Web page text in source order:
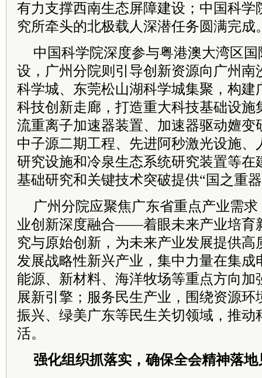
有力支撑西南生态屏障建设；中国科学
究所牵头的北极载人深潜任务圆满完成
中国科学院深度参与粤港澳大湾区
设，广州分院则引导创新资源向广州南
科学城、东莞松山湖科学城集聚，构建
科技创新走廊，打造重大科技基础设施
流重离子加速器装置、加速器驱动嬗变
中子源二期工程、先进阿秒激光设施、
研究设施和冷泉生态系统研究装置等在
基础研究和关键技术突破提供“国之重
广州分院应聚焦广东省重点产业需
业创新深度融合——着眼未来产业培育
究与原始创新，为未来产业发展提供高
发展战略性新兴产业，集中力量在集成
能源、新材料、海洋牧场等重点方向加
展新引擎；服务民生产业，围绕资源环
振兴、绿美广东等民生关切领域，推动
活。
强化组织抓落实，确保全会精神落地